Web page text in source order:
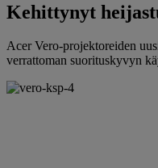
Kehittynyt
Acer Vero-projektoreiden
verrattoman suorituskyvyn